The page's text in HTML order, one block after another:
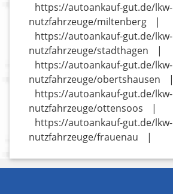
https://autoankauf-gut.de/lkw-
nutzfahrzeuge/miltenberg
|
https://autoankauf-gut.de/lkw-
nutzfahrzeuge/stadthagen
|
https://autoankauf-gut.de/lkw-
nutzfahrzeuge/obertshausen
|
https://autoankauf-gut.de/lkw-
nutzfahrzeuge/ottensoos
|
https://autoankauf-gut.de/lkw-
nutzfahrzeuge/frauenau
|